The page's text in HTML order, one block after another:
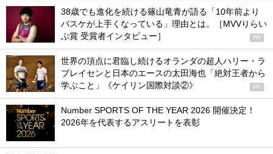
38歳でも進化を続ける篠山竜青が語る「10年前より
バスケが上手くなっている」理由とは。［MVVりらい
ぶ賞 受賞者インタビュー］
PR
世界の頂点に君臨し続けるオランダの超人ハリー・ラ
ブレイセンと日本のエースの太田海也「絶対王者から
学ぶこと」《ケイリン国際対談②》
PR
Number SPORTS OF THE YEAR 2026 開催決定！
2026年を代表するアスリートを表彰